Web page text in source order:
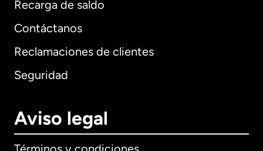
Recarga de saldo
Contáctanos
Reclamaciones de clientes
Seguridad
Aviso legal